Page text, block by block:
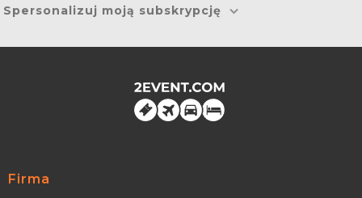
Spersonalizuj moją subskrypcję
Firma